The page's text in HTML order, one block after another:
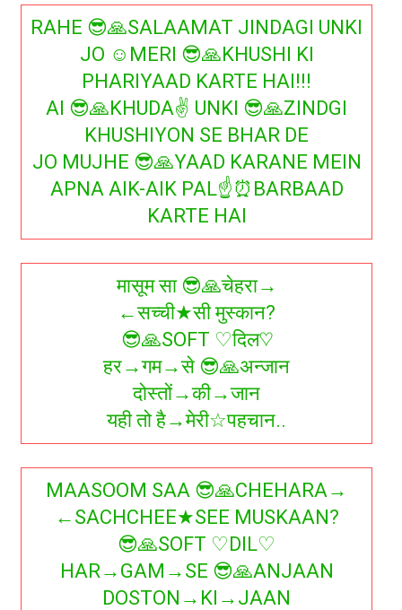
RAHE 😎🙏SALAAMAT JINDAGI UNKI
JO ☺MERI 😎🙏KHUSHI KI
PHARIYAAD KARTE HAI!!!
AI 😎🙏KHUDA✌ UNKI 😎🙏ZINDGI
KHUSHIYON SE BHAR DE
JO MUJHE 😎🙏YAAD KARANE MEIN
APNA AIK-AIK PAL☝⏰BARBAAD
KARTE HAI
मासूम सा 😎🙏चेहरा→
←सच्ची★सी मुस्कान?
😎🙏SOFT ♡दिल♡
हर→गम→से 😎🙏अन्जान
दोस्तों→की→जान
यही तो है→मेरी☆पहचान..
MAASOOM SAA 😎🙏CHEHARA→
←SACHCHEE★SEE MUSKAAN?
😎🙏SOFT ♡DIL♡
HAR→GAM→SE 😎🙏ANJAAN
DOSTON→KI→JAAN